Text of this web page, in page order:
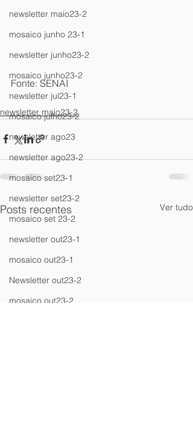
newsletter maio23-2
mosaico junho 23-1
newsletter junho23-2
mosaico junho23-2
newsletter jul23-1
mosaico julho23-2
newsletter ago23
newsletter ago23-2
mosaico set23-1
newsletter set23-2
mosaico set 23-2
newsletter out23-1
mosaico out23-1
Newsletter out23-2
mosaico out23-2
Fonte: SENAI
newsletter maio23-2
Posts recentes Ver tudo